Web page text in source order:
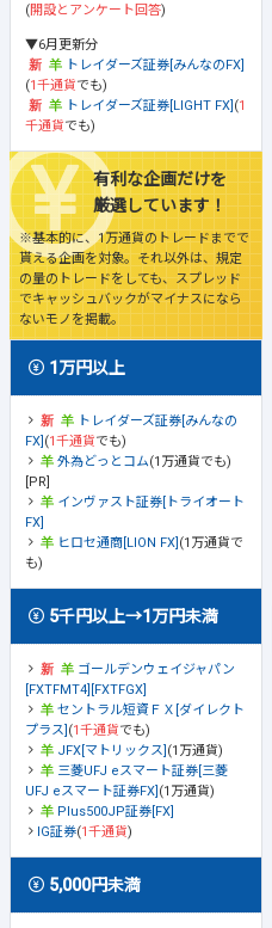
(開設とアンケート回答)
▼6月更新分
トレイダーズ証券[みんなのFX]
(1千通貨でも)
トレイダーズ証券[LIGHT FX] (1
千通貨でも)
有利な企画だけを
厳選しています！
※基本的に、1万通貨のトレードまでで
貰える企画を対象。それ以外は、規定
の量のトレードをしても、スプレッド
でキャッシュバックがマイナスになら
ないモノを掲載。
1万円以上
トレイダーズ証券[みんなの
FX] (1千通貨でも)
外為どっとコム(1万通貨でも)
[PR]
インヴァスト証券[トライオート
FX]
ヒロセ通商[LION FX] (1万通貨で
も)
5千円以上→1万円未満
ゴールデンウェイジャパン
[FXTFMT4][FXTFGX]
セントラル短資ＦＸ[ダイレクト
プラス] (1千通貨でも)
JFX[マトリックス] (1万通貨)
三菱UFJ eスマート証券[三菱
UFJ eスマート証券FX] (1万通貨)
Plus500JP証券[FX]
IG証券(1千通貨)
5,000円未満